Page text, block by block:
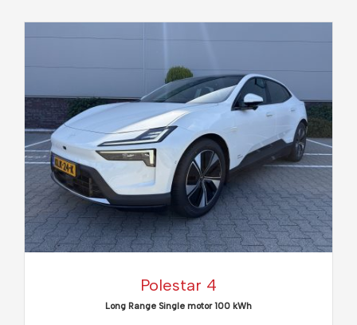
Polestar 4
Long Range Single motor 100 kWh